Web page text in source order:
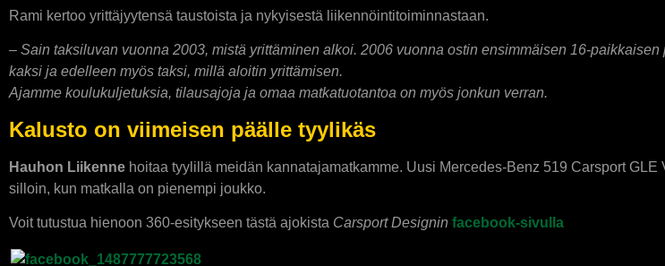
Rami kertoo yrittäjyytensä taustoista ja nykyisestä liikennöintitoiminnastaan.
– Sain taksiluvan vuonna 2003, mistä yrittäminen alkoi. 2006 vuonna ostin ensimmäisen 16-
kaksi ja edelleen myös taksi, millä aloitin yrittämisen.
Ajamme koulukuljetuksia, tilausajoja ja omaa matkatuotantoa on myös jonkun verran.
Kalusto on viimeisen päälle tyylikäs
Hauhon Liikenne hoitaa tyylillä meidän kannatajamatkamme. Uusi Mercedes-Benz 519 Carsport
silloin, kun matkalla on pienempi joukko.
Voit tutustua hienoon 360-esitykseen tästä ajokista Carsport Designin facebook-sivulla